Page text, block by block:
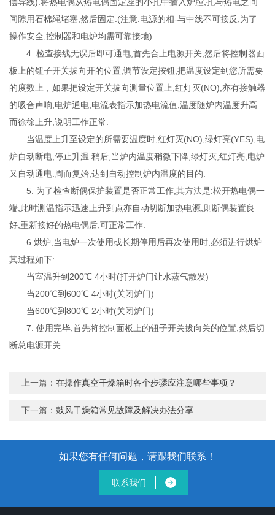
偿导线).将热电偶从热电偶固定座的小孔中插入炉膛,孔与热电之间
间隙用石棉绳堵塞,然后固定.(注意:电源的相-与中线不可接反,为了
操作安全,控制器和电炉均需可靠接地)
4. 检查接线无误后即可通电,首先合上电源开关,然后将控制器面
板上的钮子开关拔向开的位置,调节设定按钮,把温度设定到您所需要
的度数上，如果把设定开关拔向测量位置上,红灯灭(NO),亦有接触器
的吸合声响,电炉通电,电流表指示加热电流值,温度随炉内温度升高
而徐徐上升,说明工作正常.
当温度上升至设定的所需要温度时,红灯灭(NO),绿灯亮(YES),电
炉自动断电,停止升温.稍后,当炉内温度稍微下降,绿灯灭,红灯亮,电炉
又自动通电.周而复始,达到自动控制炉内温度的目的.
5. 为了检查断偶保护装置是否正常工作,其方法是:松开热电偶一
端,此时测温指示迅速上升到点亦自动切断加热电源,则断偶装置良
好,重新接好的热电偶后,可正常工作.
6.烘炉,当电炉一次使用或长期停用后再次使用时,必须进行烘炉.
其过程如下:
当室温升到200℃ 4小时(打开炉门让水蒸气散发)
当200℃到600℃ 4小时(关闭炉门)
当600℃到800℃ 2小时(关闭炉门)
7. 使用完毕,首先将控制面板上的钮子开关拔向关的位置,然后切
断总电源开关.
上一篇：在操作真空干燥箱时各个步骤应注意哪些事项？
下一篇：鼓风干燥箱常见故障及解决办法分享
如果您有任何问题，请跟我们联系！
联系我们